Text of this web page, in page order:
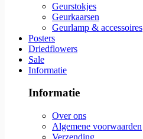
Geurstokjes
Geurkaarsen
Geurlamp & accessoires
Posters
Driedflowers
Sale
Informatie
Informatie
Over ons
Algemene voorwaarden